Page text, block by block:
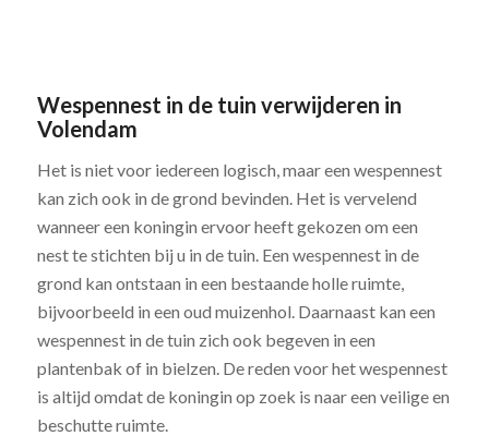
Wespennest in de tuin verwijderen in
Volendam
Het is niet voor iedereen logisch, maar een wespennest
kan zich ook in de grond bevinden. Het is vervelend
wanneer een koningin ervoor heeft gekozen om een
nest te stichten bij u in de tuin. Een wespennest in de
grond kan ontstaan in een bestaande holle ruimte,
bijvoorbeeld in een oud muizenhol. Daarnaast kan een
wespennest in de tuin zich ook begeven in een
plantenbak of in bielzen. De reden voor het wespennest
is altijd omdat de koningin op zoek is naar een veilige en
beschutte ruimte.